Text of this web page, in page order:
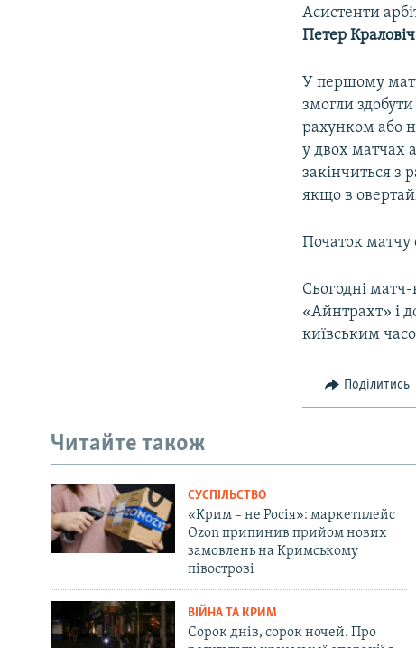
Асистенти
Петер
У першому
змогли
рахунком або
у двох матчах
закінчиться з
якщо в
Початок матчу
Сьогодні
«Айнтрахт» і
київським
Поділитись
Читайте також
СУСПІЛЬСТВО
«Крим – не Росія»: маркетплейс
Ozon припинив прийом нових
замовлень на Кримському
півострові
ВІЙНА ТА КРИМ
Сорок днів, сорок ночей. Про